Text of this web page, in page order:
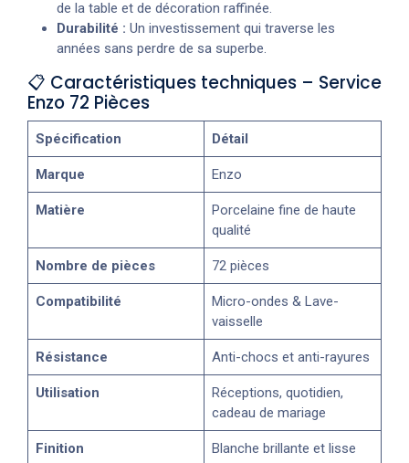
de la table et de décoration raffinée.
Durabilité : Un investissement qui traverse les
années sans perdre de sa superbe.
📋 Caractéristiques techniques – Service
Enzo 72 Pièces
Spécification Détail
Marque Enzo
Matière
Porcelaine fine de haute
qualité
Nombre de pièces 72 pièces
Compatibilité
Micro-ondes & Lave-
vaisselle
Résistance Anti-chocs et anti-rayures
Utilisation
Réceptions, quotidien,
cadeau de mariage
Finition Blanche brillante et lisse